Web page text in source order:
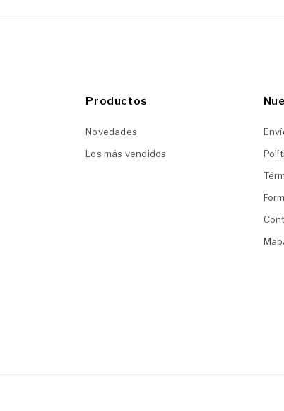
Productos
Novedades
Los más vendidos